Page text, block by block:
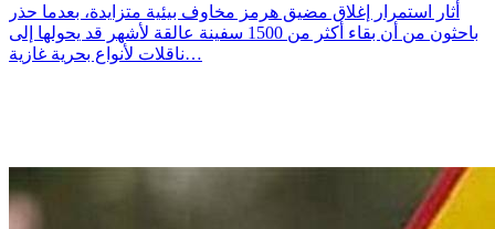
أثار استمرار إغلاق مضيق هرمز مخاوف بيئية متزايدة، بعدما حذر
باحثون من أن بقاء أكثر من 1500 سفينة عالقة لأشهر قد يحولها إلى
ناقلات لأنواع بحرية غازية…